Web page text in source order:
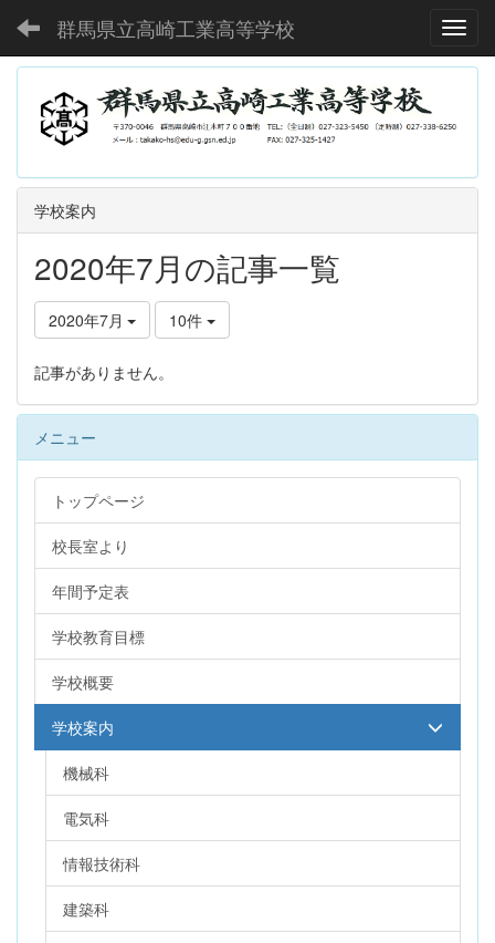
群馬県立高崎工業高等学校
学校案内
2020年7月の記事一覧
2020年7月 10件
記事がありません。
メニュー
トップページ
校長室より
年間予定表
学校教育目標
学校概要
学校案内
機械科
電気科
情報技術科
建築科